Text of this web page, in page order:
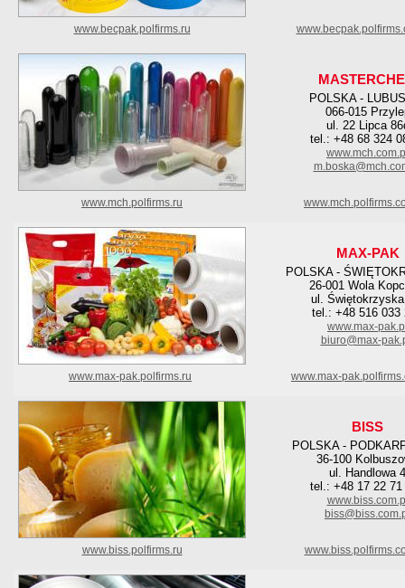
www.becpak.polfirms.ru
POLSKA -
066-015
ul. 22 Lipca
tel.: +48 68 324
www.mch.polfirms.ru
MAX-PAK
POLSKA -
26-001 Wola
ul.
tel.: +48 516 033
www.max-
biuro@max-
www.max-pak.polfirms.ru www.max-
BISS
POLSKA -
36-100
ul. Handlowa 4
tel.: +48 17 22 71
www.biss.polfirms.ru